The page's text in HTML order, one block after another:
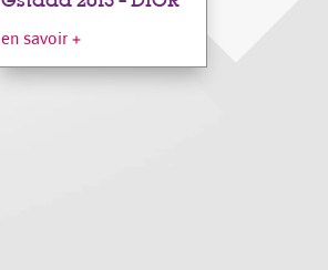
en savoir +